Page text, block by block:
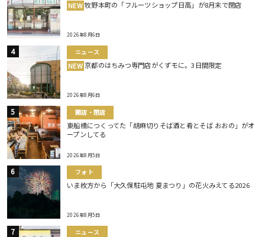
NEW 牧野本町の「フルーツショップ日高」が8月末で閉店
2026年8月6日
ニュース
NEW 京都のはちみつ専門店がくずモに。3日間限定
2026年8月6日
開店・閉店
東船橋につくってた「胡麻切りそば酒と肴とそば おおの」がオ
ープンしてる
2026年8月5日
フォト
いま枚方から「大久保駐屯地 夏まつり」の花火みえてる2026
2026年8月5日
ニュース